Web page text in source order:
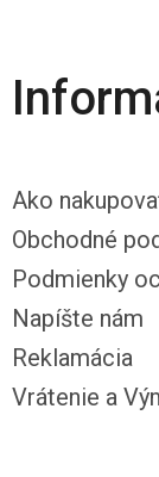
Ako
Obchodné
Podmienky
Napíšte nám
Reklamácia
Vrátenie a